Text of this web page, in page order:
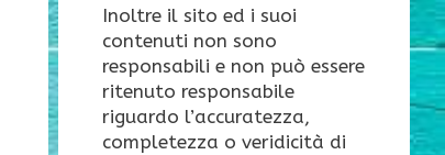
Inoltre il sito ed i suoi
contenuti non sono
responsabili e non può essere
ritenuto responsabile
riguardo l’accuratezza,
completezza o veridicità di